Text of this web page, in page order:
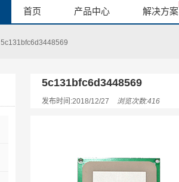
首页 产品中心 解决方案
5c131bfc6d3448569
5c131bfc6d3448569
发布时间:2018/12/27 浏览次数:416